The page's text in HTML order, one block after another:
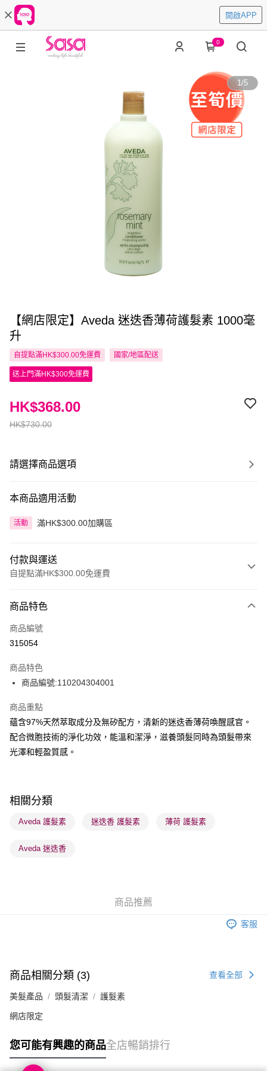
開啟APP
0
1/5
【網店限定】Aveda 迷迭香薄荷護髮素 1000毫
升
自提點滿HK$300.00免運費 國家/地區配送
送上門滿HK$300免運費
HK$730.00
HK$368.00
請選擇商品選項
本商品適用活動
活動 滿HK$300.00加購區
付款與運送
自提點滿HK$300.00免運費
信用卡
Apple Pay
PayMe
WeChat Pay
BoC Pay
送貨方式
每筆HK$65.00，滿HK$300.00或以上免運費
確認發貨後1-3 工作天送達，訂單將隨機分配至SF順豐速運或京東
(香港門市) 只顯示可選門市。確認發貨後2-5個工作天到店，3天內
取。逾期會取消訂單，並不會安排重寄
商品特色
商品編號
315054
商品特色
商品編號:110204304001
商品重點
蘊含97%天然萃取成分及無矽配方，清新的迷迭香薄荷喚醒感官。
配合微胞技術的淨化功效，能溫和潔淨，滋養頭髮同時為頭髮帶來
光澤和輕盈質感。
相關分類
Aveda 護髮素 迷迭香 護髮素 薄荷 護髮素
Aveda 迷迭香
商品推薦
客服
商品相關分類 (3) 查看全部
美髮產品 頭髮清潔 護髮素
網店限定
您可能有興趣的商品全店暢銷排行